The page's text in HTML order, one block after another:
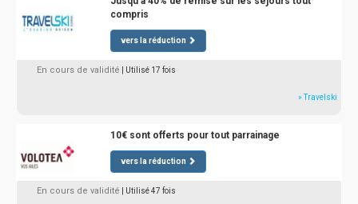
compris
vers la réduction
En cours de validité | Utilisé 17 fois
» Travelski
10€ sont offerts pour tout parrainage
vers la réduction
En cours de validité | Utilisé 47 fois